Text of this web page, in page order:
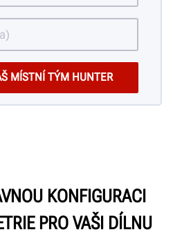
KONFIGURACI
PRO VAŠI DÍLNU